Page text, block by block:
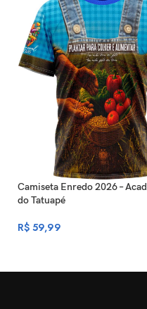
Camiseta Enredo 2026 –
do Tatuapé
R$ 59,99